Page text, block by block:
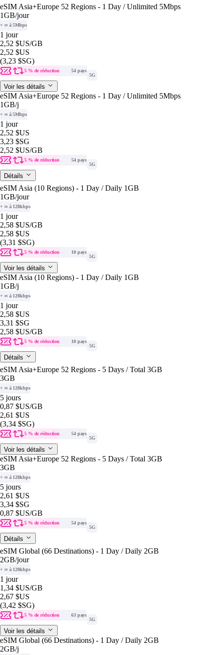
eSIM Asia+Europe 52 Regions - 1 Day / Unlimited 5Mbps
1GB/jour
+ ∞ à 5Mbps
1 jour
2,52 $US/GB
2,52 $US
(3,23 $SG)
5 % de réduction
54 pays
5G
Voir les détails
eSIM Asia+Europe 52 Regions - 1 Day / Unlimited 5Mbps
1GB/j
+ ∞ à 5Mbps
1 jour
2,52 $US
3,23 $SG
2,52 $US/GB
5 % de réduction
54 pays
5G
Détails
eSIM Asia (10 Regions) - 1 Day / Daily 1GB
1GB/jour
+ ∞ à 128kbps
1 jour
2,58 $US/GB
2,58 $US
(3,31 $SG)
5 % de réduction
10 pays
5G
Voir les détails
eSIM Asia (10 Regions) - 1 Day / Daily 1GB
1GB/j
+ ∞ à 128kbps
1 jour
2,58 $US
3,31 $SG
2,58 $US/GB
5 % de réduction
10 pays
5G
Détails
eSIM Asia+Europe 52 Regions - 5 Days / Total 3GB
3GB
+ ∞ à 128kbps
5 jours
0,87 $US/GB
2,61 $US
(3,34 $SG)
5 % de réduction
54 pays
5G
Voir les détails
eSIM Asia+Europe 52 Regions - 5 Days / Total 3GB
3GB
+ ∞ à 128kbps
5 jours
2,61 $US
3,34 $SG
0,87 $US/GB
5 % de réduction
54 pays
5G
Détails
eSIM Global (66 Destinations) - 1 Day / Daily 2GB
2GB/jour
+ ∞ à 128kbps
1 jour
1,34 $US/GB
2,67 $US
(3,42 $SG)
5 % de réduction
63 pays
5G
Voir les détails
eSIM Global (66 Destinations) - 1 Day / Daily 2GB
2GB/j